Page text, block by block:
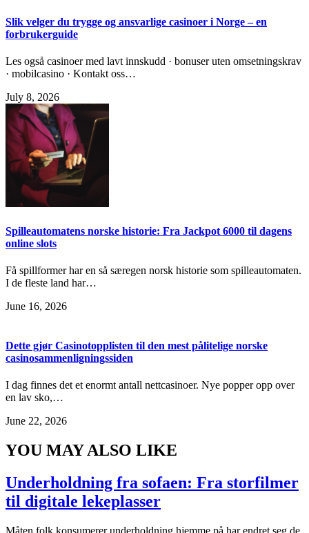
Slik velger du trygge og ansvarlige casinoer i Norge – en
forbrukerguide
Les også casinoer med lavt innskudd · bonuser uten omsetningskrav
· mobilcasino · Kontakt oss…
July 8, 2026
Spilleautomatens norske historie: Fra Jackpot 6000 til dagens
online slots
Få spillformer har en så særegen norsk historie som spilleautomaten.
I de fleste land har…
June 16, 2026
Dette gjør Casinotopplisten til den mest pålitelige norske
casinosammenligningssiden
I dag finnes det et enormt antall nettcasinoer. Nye popper opp over
en lav sko,…
June 22, 2026
YOU MAY ALSO LIKE
Underholdning fra sofaen: Fra storfilmer
til digitale lekeplasser